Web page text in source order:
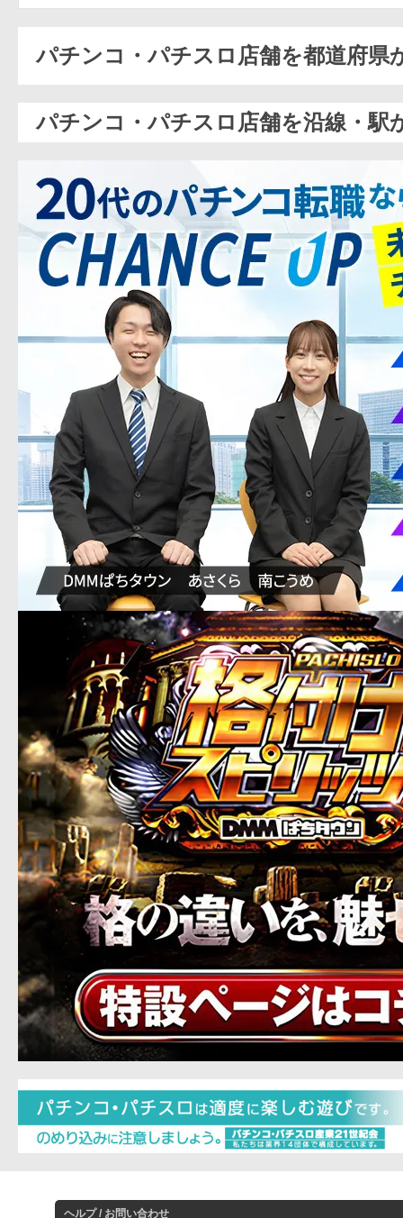
パチンコ・パチスロ店舗を都道府県
パチンコ・パチスロ店舗を沿線・駅
ヘルプ / お問い合わせ